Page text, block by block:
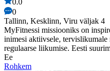
0
Tallinn, Kesklinn, Viru väljak 4
MyFitnessi missiooniks on
inimesi aktiivsele,
regulaarse liikumise. Eesti
Ee
Rohkem